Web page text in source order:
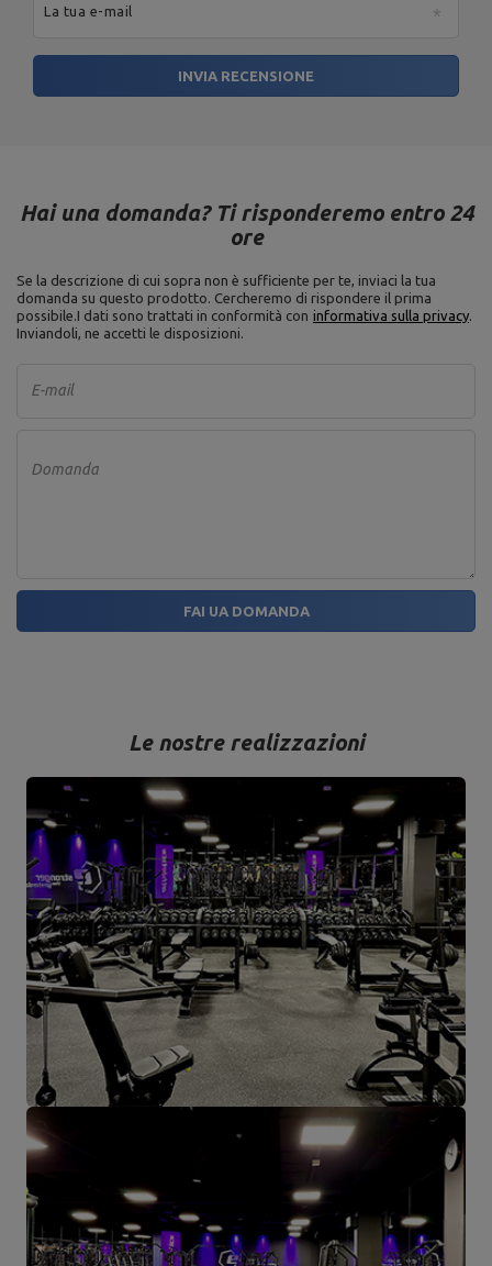
La tua e-mail
INVIA RECENSIONE
Hai una domanda? Ti risponderemo entro 24
ore
Se la descrizione di cui sopra non è sufficiente per te, inviaci la tua
domanda su questo prodotto. Cercheremo di rispondere il prima
possibile. I dati sono trattati in conformità con informativa sulla privacy
Inviandoli, ne accetti le disposizioni.
E-mail
Domanda
FAI UA DOMANDA
Le nostre realizzazioni